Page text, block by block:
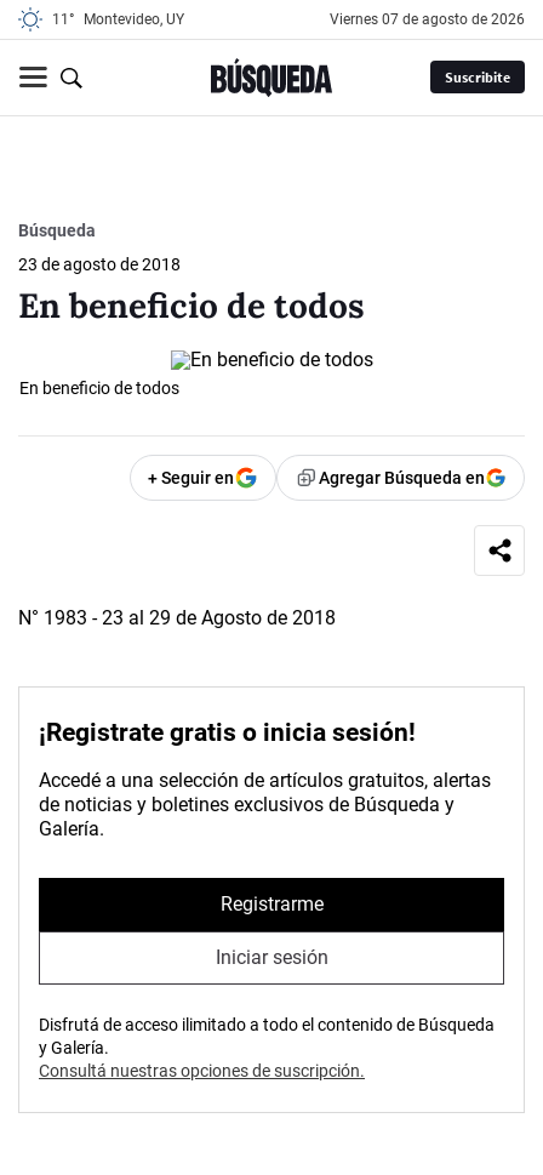
11° Montevideo, UY viernes 07 de agosto de 2026
Suscribite
Búsqueda
23 de agosto de 2018
En beneficio de todos
En beneficio de todos
+ Seguir en Agregar Búsqueda en
N° 1983 - 23 al 29 de Agosto de 2018
¡Registrate gratis o inicia sesión!
Accedé a una selección de artículos gratuitos, alertas
de noticias y boletines exclusivos de Búsqueda y
Galería.
Registrarme
Iniciar sesión
Disfrutá de acceso ilimitado a todo el contenido de Búsqueda
y Galería.
Consultá nuestras opciones de suscripción.